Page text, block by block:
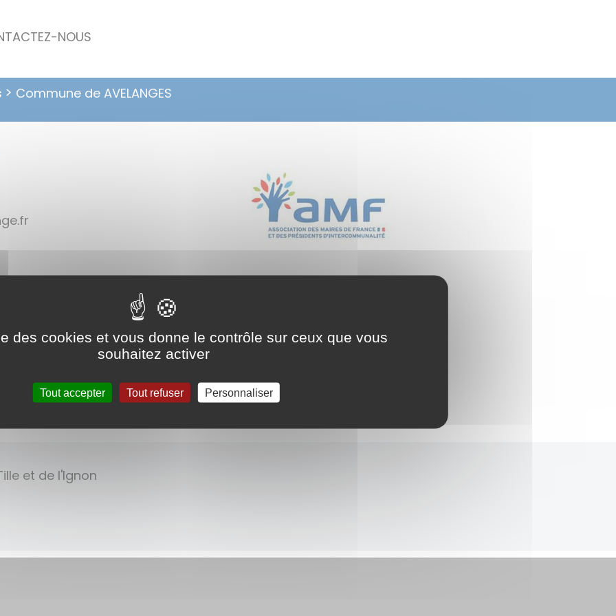
NOUS
Commune de AVELANGES
d'adresses
et de l'Ignon
des cookies et vous donne le contrôle sur ceux que vous
souhaitez activer
Tout accepter Tout refuser Personnaliser